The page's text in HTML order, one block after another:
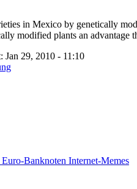
in Mexico by genetically
modified plants an
Jan 29, 2010 - 11:10
Banknoten Internet-Memes